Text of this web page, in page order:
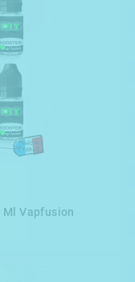
Ml Vapfusion